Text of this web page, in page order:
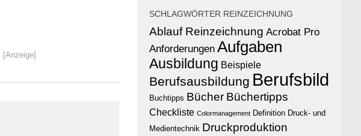
[Anzeige]
SCHLAGWÖRTER REINZEICHNUNG
Ablauf Reinzeichnung Acrobat Pro
Anforderungen Aufgaben
Ausbildung Beispiele
Berufsausbildung Berufsbild
Buchtipps Bücher Büchertipps
Checkliste Colormanagement Definition Druck- und
Medientechnik Druckproduktion